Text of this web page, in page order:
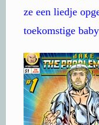
ze een liedje
toekomstige